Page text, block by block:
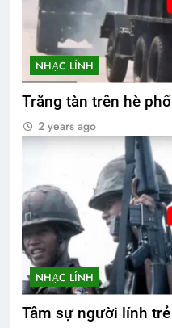
NHẠC LÍNH
Trăng tàn trên hè phố
2 years ago
NHẠC LÍNH
Tâm sự người lính trẻ